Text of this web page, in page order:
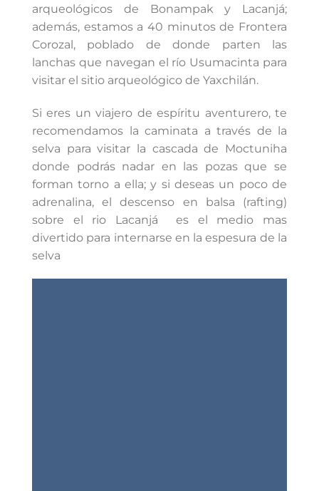
arqueológicos de Bonampak y Lacanjá;
además, estamos a 40 minutos de Frontera
Corozal, poblado de donde parten las
lanchas que navegan el río Usumacinta para
visitar el sitio arqueológico de Yaxchilán.
Si eres un viajero de espíritu aventurero, te
recomendamos la caminata a través de la
selva para visitar la cascada de Moctuniha
donde podrás nadar en las pozas que se
forman torno a ella; y si deseas un poco de
adrenalina, el descenso en balsa (rafting)
sobre el rio Lacanjá es el medio mas
divertido para internarse en la espesura de la
selva